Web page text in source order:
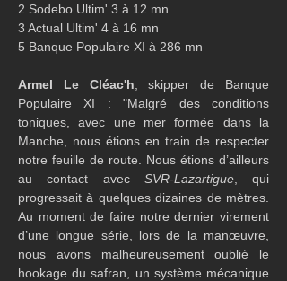
2 Sodebo Ultim' 3 à 12 mn
3 Actual Ultim' 4 à 16 mn
5 Banque Populaire XI à 286 mn
Armel Le Cléac'h , skipper de Banque
Populaire XI : "Malgré des conditions
toniques, avec une mer formée dans la
Manche, nous étions en train de respecter
notre feuille de route. Nous étions d’ailleurs
au contact avec SVR-Lazartigue, qui
progressait à quelques dizaines de mètres.
Au moment de faire notre dernier virement
d’une longue série, lors de la manœuvre,
nous avons malheureusement oublié le
hookage du safran, un système mécanique